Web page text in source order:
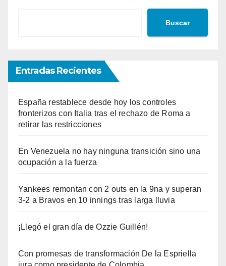
Buscar
Entradas Recientes
España restablece desde hoy los controles
fronterizos con Italia tras el rechazo de Roma a
retirar las restricciones
En Venezuela no hay ninguna transición sino una
ocupación a la fuerza
Yankees remontan con 2 outs en la 9na y superan
3-2 a Bravos en 10 innings tras larga lluvia
¡Llegó el gran día de Ozzie Guillén!
Con promesas de transformación De la Espriella